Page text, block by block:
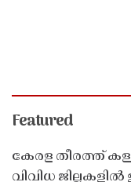
Featured
കേരള തീരത്ത്
വിവിധ